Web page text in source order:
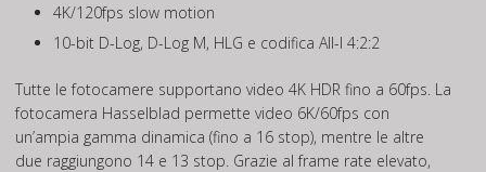
4K/120fps slow motion
10-bit D-Log, D-Log M, HLG e codifica All-I 4:2:2
Tutte le fotocamere supportano video 4K HDR fino a 60fps. La
fotocamera Hasselblad permette video 6K/60fps con
un’ampia gamma dinamica (fino a 16 stop), mentre le altre
due raggiungono 14 e 13 stop. Grazie al frame rate elevato,